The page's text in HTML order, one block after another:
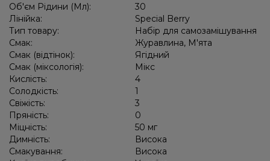
Об'єм Рідини (Мл):
30
Лінійка:
Special Berry
Тип товару:
Набір для самозамішування
Смак:
Журавлина, М'ята
Смак (відтінок):
Ягідний
Смак (міксологія):
Мікс
Кислість:
4
Солодкість:
1
Свіжість:
3
Пряність:
0
Міцність:
50 мг
Димність:
Висока
Смакування:
Висока